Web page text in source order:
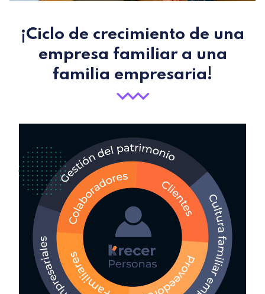
¡Ciclo de crecimiento de una
empresa familiar a una
familia empresaria!